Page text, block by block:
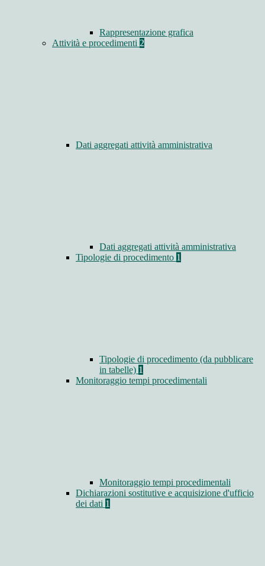
Rappresentazione grafica
Attività e procedimenti 2
Dati aggregati attività amministrativa
Dati aggregati attività amministrativa
Tipologie di procedimento 1
Tipologie di procedimento (da pubblicare
in tabelle) 1
Monitoraggio tempi procedimentali
Monitoraggio tempi procedimentali
Dichiarazioni sostitutive e acquisizione d'ufficio
dei dati 1